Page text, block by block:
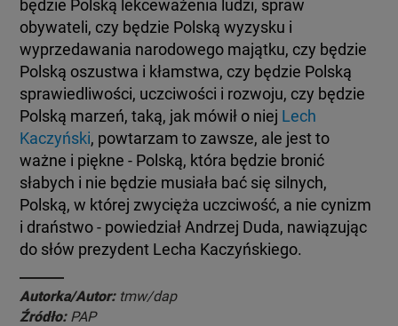
będzie Polską lekceważenia ludzi, spraw
obywateli, czy będzie Polską wyzysku i
wyprzedawania narodowego majątku, czy będzie
Polską oszustwa i kłamstwa, czy będzie Polską
sprawiedliwości, uczciwości i rozwoju, czy będzie
Polską marzeń, taką, jak mówił o niej Lech
Kaczyński, powtarzam to zawsze, ale jest to
ważne i piękne - Polską, która będzie bronić
słabych i nie będzie musiała bać się silnych,
Polską, w której zwycięża uczciwość, a nie cynizm
i draństwo - powiedział Andrzej Duda, nawiązując
do słów prezydent Lecha Kaczyńskiego.
Autorka/Autor: tmw/dap
Źródło: PAP